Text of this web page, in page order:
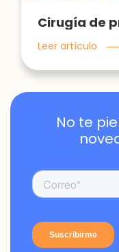
Leer artículo
No te